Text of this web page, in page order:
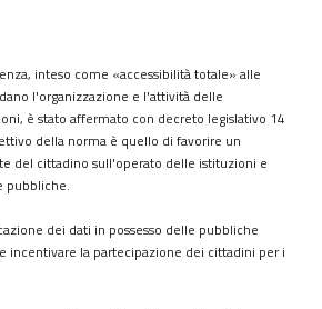
inteso come «accessibilità totale» alle
l'organizzazione e l'attività delle
è stato affermato con decreto legislativo 14
della norma è quello di favorire un
del cittadino sull'operato delle istituzioni e
pubbliche.
dei dati in possesso delle pubbliche
incentivare la partecipazione dei cittadini per i